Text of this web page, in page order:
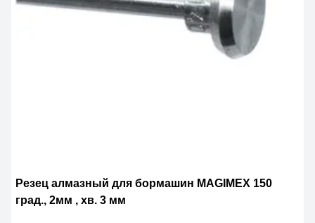
Резец алмазный для бормашин MAGIMЕX 150
град., 2мм , хв. 3 мм